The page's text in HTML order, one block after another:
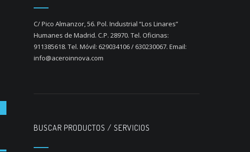
C/ Pico Almanzor, 56. Pol. Industrial “Los Linares”
Humanes de Madrid. C.P. 28970. Tel. Oficinas:
911385618. Tel. Móvil: 629034106 / 630230067. Email:
info@aceroinnova.com
BUSCAR PRODUCTOS / SERVICIOS